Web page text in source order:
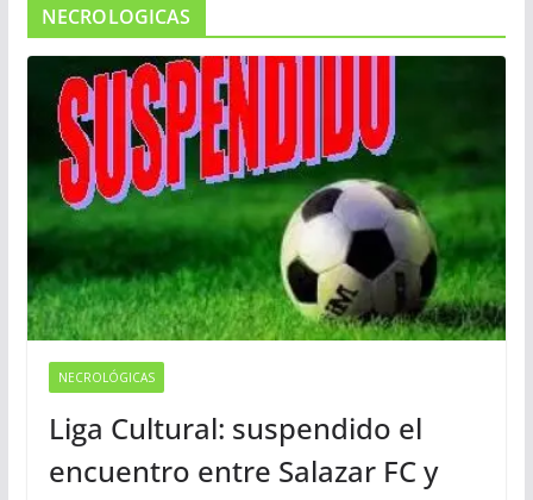
NECROLOGICAS
NECROLÓGICAS
Liga Cultural: suspendido el
encuentro entre Salazar FC y